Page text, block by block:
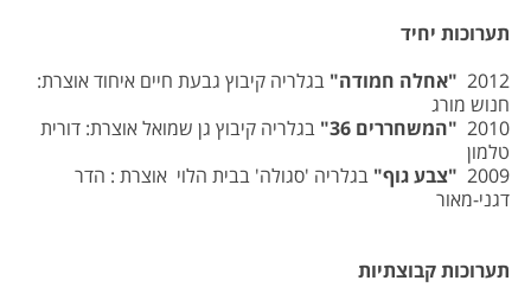
תערוכות יחיד
2012 "אחלה חמודה" בגלריה קיבוץ גבעת חיים איחוד אוצרת:
חנוש מורג
2010 "המשחררים 36" בגלריה קיבוץ גן שמואל אוצרת: דורית
טלמון
2009 "צבע גוף" בגלריה 'סגולה' בבית הלוי אוצרת : הדר
דגני-מאור
תערוכות קבוצתיות